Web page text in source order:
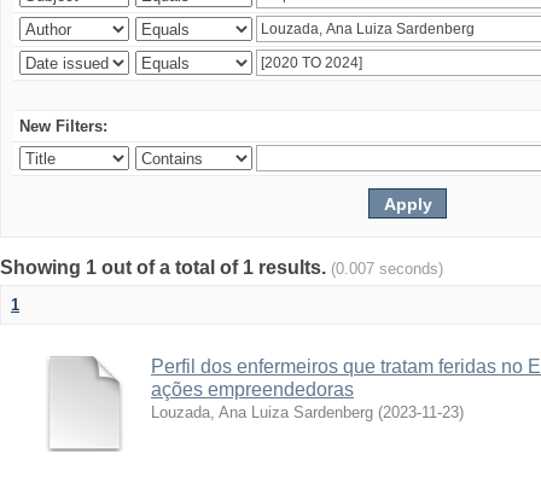
New Filters:
Showing 1 out of a total of 1 results. (0.007 seconds)
1
Perfil dos enfermeiros que tratam feridas no
ações empreendedoras
Louzada, Ana Luiza Sardenberg (2023-11-23)